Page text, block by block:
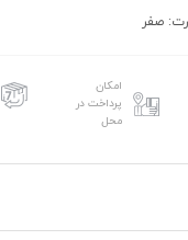
صفر
امکان
پرداخت در
محل